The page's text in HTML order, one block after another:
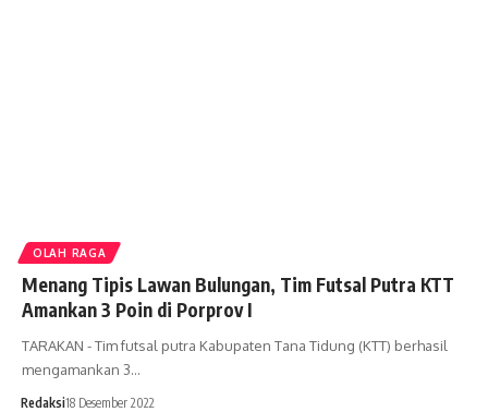
OLAH RAGA
Menang Tipis Lawan Bulungan, Tim Futsal Putra KTT
Amankan 3 Poin di Porprov I
TARAKAN - Tim futsal putra Kabupaten Tana Tidung (KTT) berhasil
mengamankan 3…
Redaksi18 Desember 2022